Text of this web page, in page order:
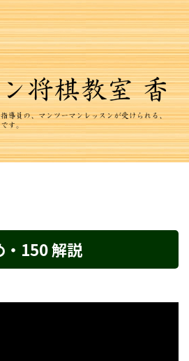
・150 解説